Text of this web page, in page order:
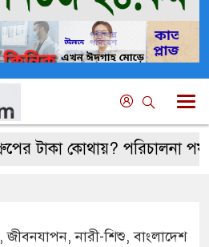
কোথায়? পরিচালনা পর্ষদ
,জীবনযাপন,নারী-শিশু,বাংলাদেশ